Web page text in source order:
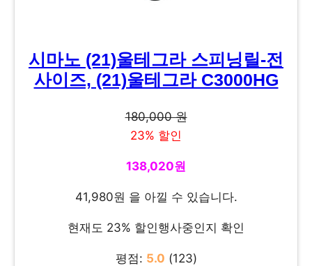
시마노 (21)울테그라 스피닝릴-전
사이즈, (21)울테그라 C3000HG
180,000 원
23% 할인
138,020원
41,980원 을 아낄 수 있습니다.
현재도 23% 할인행사중인지 확인
평점: 5.0 (123)